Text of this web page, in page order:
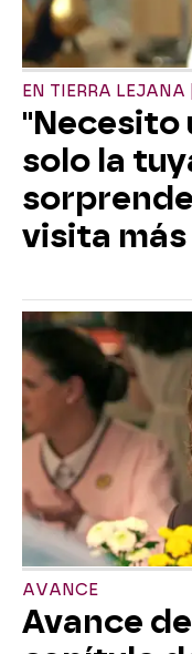
EN TIERRA
"Necesito
solo la
visita
AVANCE
Avance